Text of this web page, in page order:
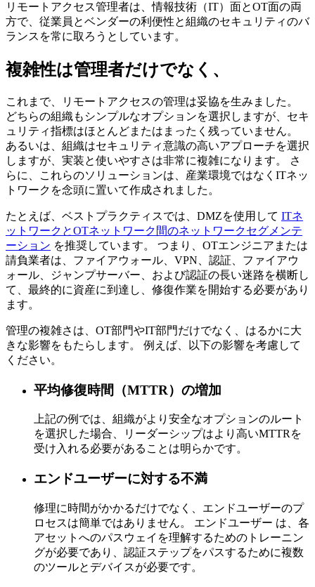
リモートアクセス管理者は、情報技術（IT）面とOT面の両
方で、従業員とベンダーの利便性と組織のセキュリティのバ
ランスを常に取ろうとしています。
複雑性は管理者だけでなく、
これまで、リモートアクセスの管理は妥協を生みました。
どちらの組織もシンプルなオプションを選択しますが、セキ
ュリティ指標はほとんどまたはまったく残っていません。
あるいは、組織はセキュリティ意識の高いアプローチを選択
しますが、実装と使いやすさは非常に複雑になります。 さ
らに、これらのソリューションは、産業環境ではなくITネッ
トワークを念頭に置いて作成されました。
たとえば、ベストプラクティスでは、DMZを使用して ITネ
ットワークとOTネットワーク間のネットワークセグメンテ
ーション を推奨しています。 つまり、OTエンジニアまたは
請負業者は、ファイアウォール、VPN、認証、ファイアウ
ォール、ジャンプサーバー、および認証の長い迷路を横断し
て、最終的に資産に到達し、修復作業を開始する必要があり
ます。
管理の複雑さは、OT部門やIT部門だけでなく、はるかに大
きな影響をもたらします。 例えば、以下の影響を考慮して
ください。
平均修復時間（MTTR）の増加
上記の例では、組織がより安全なオプションのルート
を選択した場合、リーダーシップはより高いMTTRを
受け入れる必要があることは明らかです。
エンドユーザーに対する不満
修理に時間がかかるだけでなく、エンドユーザーのプ
ロセスは簡単ではありません。 エンドユーザー は、各
アセットへのパスウェイを理解するためのトレーニン
グが必要であり、認証ステップをパスするために複数
のツールとデバイスが必要です。